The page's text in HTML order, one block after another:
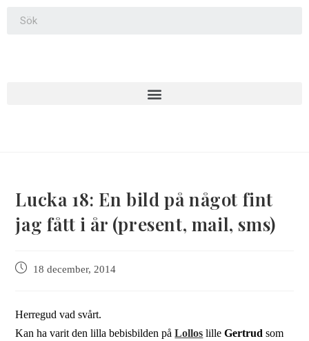
Lucka 18: En bild på något fint
jag fått i år (present, mail, sms)
18 december, 2014
Herregud vad svårt.
Kan ha varit den lilla bebisbilden påLollos lilleGertrud som